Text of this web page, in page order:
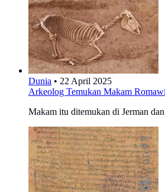
Dunia • 22 April 2025
Arkeolog Temukan Makam
Makam itu ditemukan di Jerman